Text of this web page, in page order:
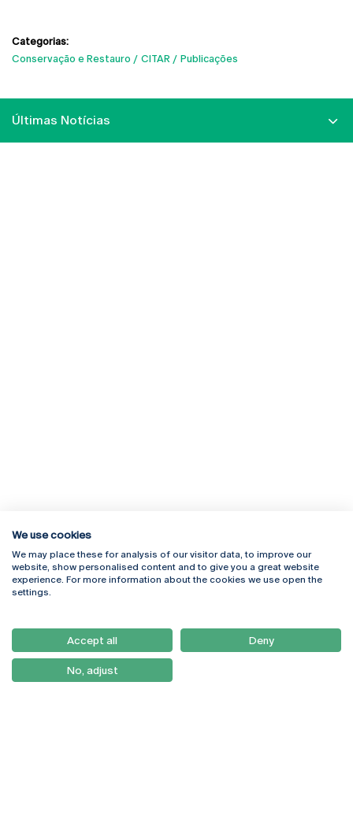
Categorias:
Conservação e Restauro
CITAR Publicações
Últimas Notícias
Rua Diogo Botelho 1327
4169-005 Porto
+351 226 196 240
Campus Online
Webmail
Como Chegar
Newsletter
We use cookies
We may place these for analysis of our visitor data, to improve our
website, show personalised content and to give you a great website
experience. For more information about the cookies we use open the
settings.
Accept all Deny
No, adjust